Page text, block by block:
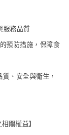
服務品質
預防措施，保障食
、安全與衛生，
關權益】